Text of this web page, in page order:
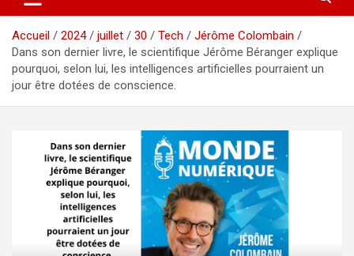
Accueil 2024 juillet 30 Tech
Jérôme Colombain
Dans son dernier livre, le scientifique Jérôme Béranger explique
pourquoi, selon lui, les intelligences artificielles pourraient un
jour être dotées de conscience.